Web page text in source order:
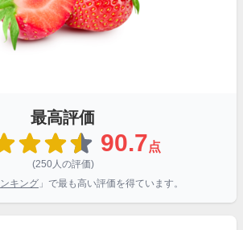
最高評価
90.7点
(250人の評価)
キング 」で最も高い評価を得ています。